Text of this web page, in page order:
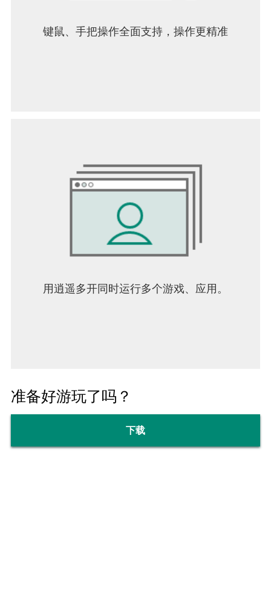
键鼠、手把操作全面支持，操作更精准
用逍遥多开同时运行多个游戏、应用。
准备好游玩了吗？
下载